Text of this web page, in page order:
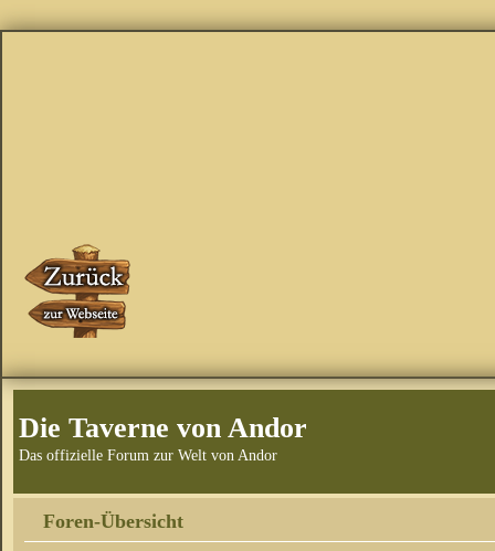
Die Taverne von Andor
Das offizielle Forum zur Welt von Andor
Foren-Übersicht